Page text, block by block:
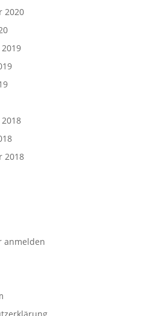
2020
2018
anmelden